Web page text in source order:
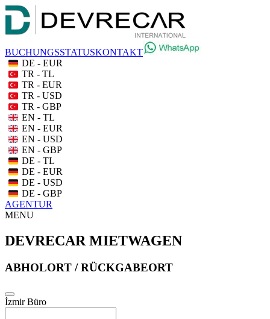
BUCHUNGSSTATUSKONTAKT
DE - EUR
TR - TL
TR - EUR
TR - USD
TR - GBP
EN - TL
EN - EUR
EN - USD
EN - GBP
DE - TL
DE - EUR
DE - USD
DE - GBP
AGENTUR
MENU
DEVRECAR MIETWAGEN
ABHOLORT / RÜCKGABEORT
İzmir Büro